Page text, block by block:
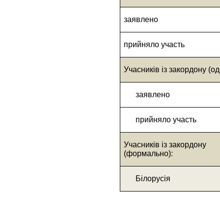
заявлено
прийняло участь
Учасників із закордону
заявлено
прийняло участь
Учасників із закордону
(формально):
Білорусія